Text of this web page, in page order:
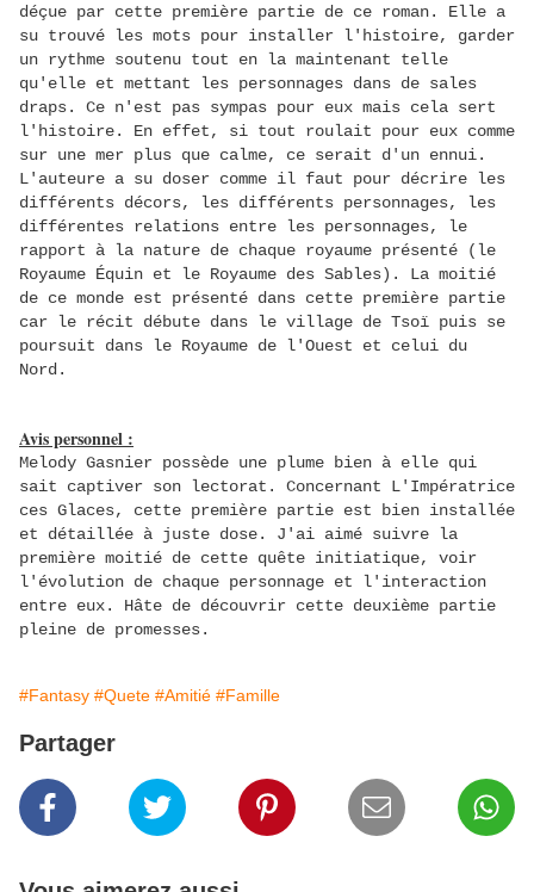
déçue par cette première partie de ce roman. Elle a
su trouvé les mots pour installer l'histoire, garder
un rythme soutenu tout en la maintenant telle
qu'elle et mettant les personnages dans de sales
draps. Ce n'est pas sympas pour eux mais cela sert
l'histoire. En effet, si tout roulait pour eux comme
sur une mer plus que calme, ce serait d'un ennui.
L'auteure a su doser comme il faut pour décrire les
différents décors, les différents personnages, les
différentes relations entre les personnages, le
rapport à la nature de chaque royaume présenté (le
Royaume Équin et le Royaume des Sables). La moitié
de ce monde est présenté dans cette première partie
car le récit débute dans le village de Tsoï puis se
poursuit dans le Royaume de l'Ouest et celui du
Nord.
Avis personnel :
Melody Gasnier possède une plume bien à elle qui
sait captiver son lectorat. Concernant L'Impératrice
ces Glaces, cette première partie est bien installée
et détaillée à juste dose. J'ai aimé suivre la
première moitié de cette quête initiatique, voir
l'évolution de chaque personnage et l'interaction
entre eux. Hâte de découvrir cette deuxième partie
pleine de promesses.
#Fantasy #Quete #Amitié #Famille
Partager